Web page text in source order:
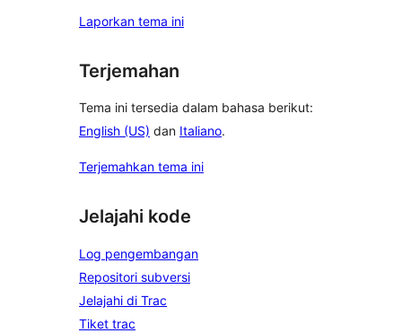
Laporkan tema ini
Terjemahan
Tema ini tersedia dalam bahasa berikut:
English (US) dan Italiano.
Terjemahkan tema ini
Jelajahi kode
Log pengembangan
Repositori subversi
Jelajahi di Trac
Tiket trac